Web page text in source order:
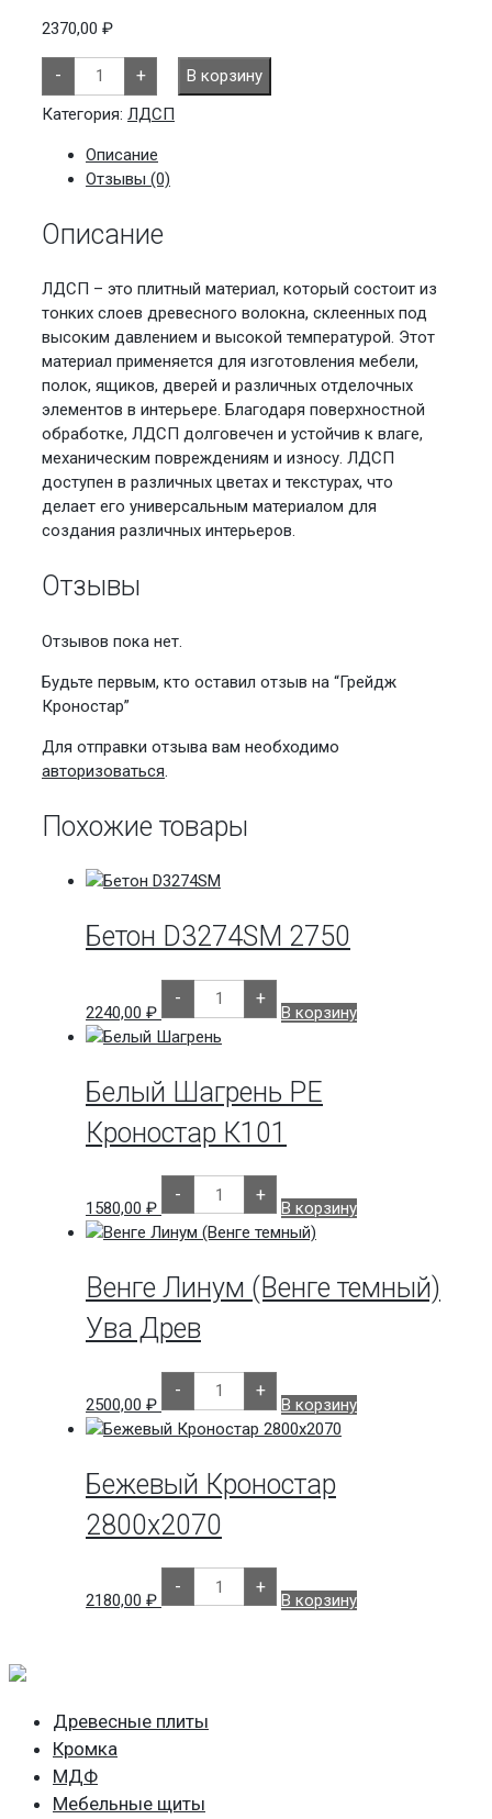
2370,00 ₽
-
Количество
товара
Грейдж
Кроностар
+
В корзину
Категория: ЛДСП
Описание
Отзывы (0)
Описание
ЛДСП – это плитный материал, который состоит из
тонких слоев древесного волокна, склеенных под
высоким давлением и высокой температурой. Этот
материал применяется для изготовления мебели,
полок, ящиков, дверей и различных отделочных
элементов в интерьере. Благодаря поверхностной
обработке, ЛДСП долговечен и устойчив к влаге,
механическим повреждениям и износу. ЛДСП
доступен в различных цветах и текстурах, что
делает его универсальным материалом для
создания различных интерьеров.
Отзывы
Отзывов пока нет.
Будьте первым, кто оставил отзыв на “Грейдж
Кроностар”
Для отправки отзыва вам необходимо
авторизоваться.
Похожие товары
Бетон D3274SM 2750
2240,00 ₽
-
Количество
товара
Бетон
D3274SM
+
В корзину
Белый Шагрень РЕ
Кроностар К101
1580,00 ₽
-
Количество
товара
Белый
Шагрень
РЕ
К101
+
В корзину
Венге Линум (Венге темный)
Ува Древ
2500,00 ₽
-
Количество
товара
Венге
Линум
Ува
Древ
+
В корзину
Бежевый Кроностар
2800х2070
2180,00 ₽
-
Количество
товара
Бежевый
+
В корзину
Древесные плиты
Кромка
МДФ
Мебельные щиты